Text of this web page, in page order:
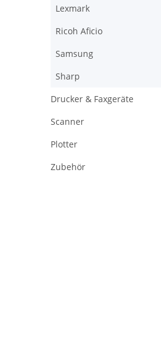
Lexmark
Ricoh Aficio
Samsung
Sharp
Drucker & Faxgeräte
Scanner
Plotter
Zubehör